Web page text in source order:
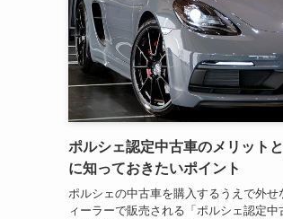
ポルシェ認定中古車のメリット
に知っておきたいポイント
ポルシェの中古車を購入するうえで外
ィーラーで販売される「ポルシェ認定